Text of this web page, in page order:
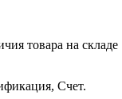
товара на складе
Счет.